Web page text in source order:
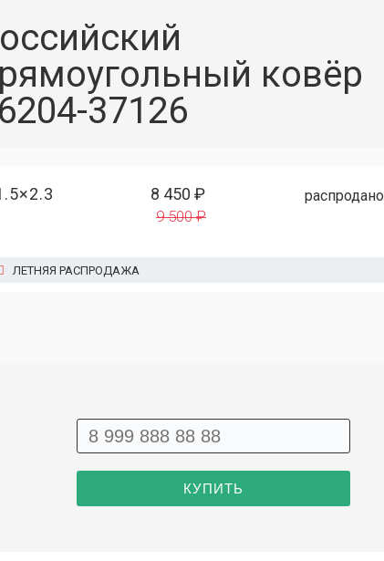
ковёр
37126
8 450 ₽
9 500 ₽
распродано
ЛЕТНЯЯ РАСПРОДАЖА